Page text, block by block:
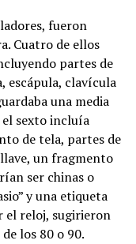
fueron
Cuatro de ellos
partes de
escápula, clavícula
una media
el sexto incluía
de tela, partes de
un fragmento
ser chinas o
y una etiqueta
el reloj, sugirieron
los 80 o 90.